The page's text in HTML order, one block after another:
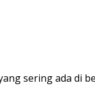
sering ada di